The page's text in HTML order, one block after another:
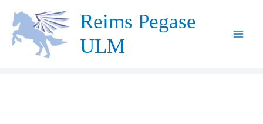
contenu
Reims Pegase
ULM